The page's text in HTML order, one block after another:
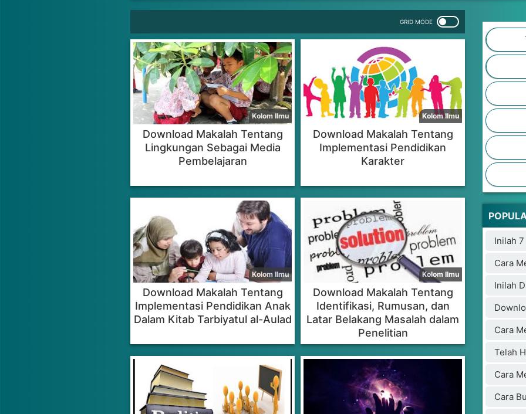
Download Makalah Tentang
Lingkungan Sebagai Media
Pembelajaran
Download Makalah Tentang
Implementasi Pendidikan
Karakter
Download Makalah Tentang
Implementasi Pendidikan Anak
Dalam Kitab Tarbiyatul al-Aulad
Download Makalah Tentang
Identifikasi, Rumusan, dan
Latar Belakang Masalah dalam
Penelitian